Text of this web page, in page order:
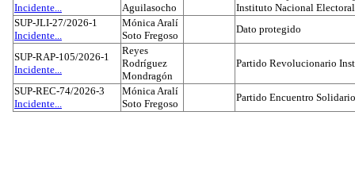
Incidente...
Aguilasocho
Instituto Nacional Electoral
SUP-JLI-27/2026-1
Incidente...
Mónica Aralí
Soto Fregoso
Dato protegido
SUP-RAP-105/2026-1
Incidente...
Reyes
Rodríguez
Mondragón
Partido Revolucionario
SUP-REC-74/2026-3
Incidente...
Mónica Aralí
Soto Fregoso
Partido Encuentro